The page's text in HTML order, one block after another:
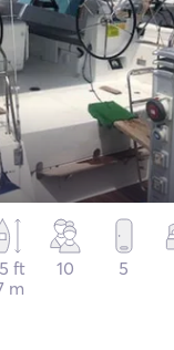
ft
m
10 5